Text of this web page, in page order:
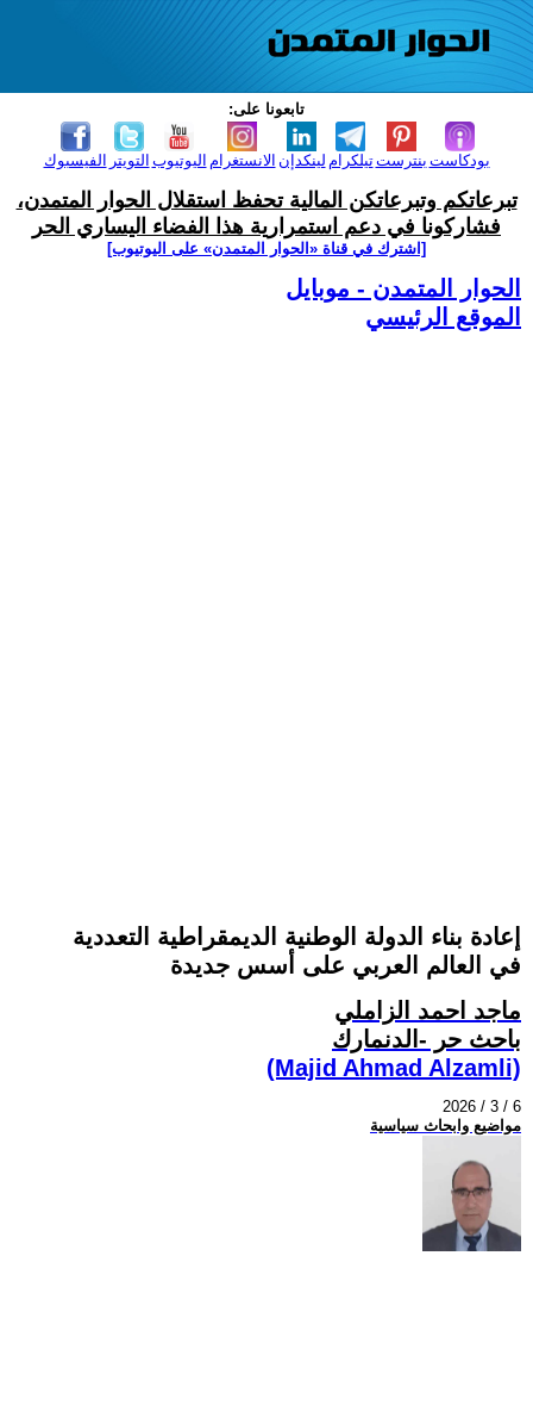
تابعونا على:
الفيسبوك التويتر اليوتيوب الانستغرام لينكدإن تيلكرامبنترست بودكاست
تبرعاتكم وتبرعاتكن المالية تحفظ استقلال الحوار المتمدن،
فشاركونا في دعم استمرارية هذا الفضاء اليساري الحر
[اشترك في قناة ‫«الحوار المتمدن» على اليوتيوب]
الحوار المتمدن - موبايل
الموقع الرئيسي
إعادة بناء الدولة الوطنية الديمقراطية التعددية
في العالم العربي على أسس جديدة
ماجد احمد الزاملي
باحث حر -الدنمارك
(Majid Ahmad Alzamli)
2026 / 3 / 6
مواضيع وابحاث سياسية